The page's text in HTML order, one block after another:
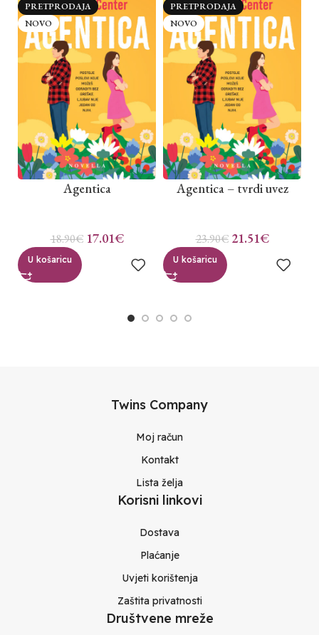
PRETPRODAJA
NOVO
Agentica
18.90€ 17.01€
U košaricu
PRETPRODAJA
NOVO
Agentica – tvrdi uvez
23.90€ 21.51€
U košaricu
Twins Company
Moj račun
Kontakt
Lista želja
Korisni linkovi
Dostava
Plaćanje
Uvjeti korištenja
Zaštita privatnosti
Društvene mreže